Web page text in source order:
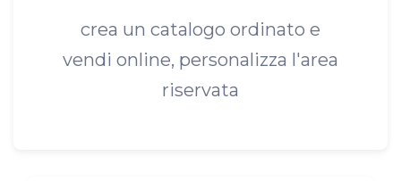
crea un catalogo ordinato e
vendi online, personalizza l'area
riservata